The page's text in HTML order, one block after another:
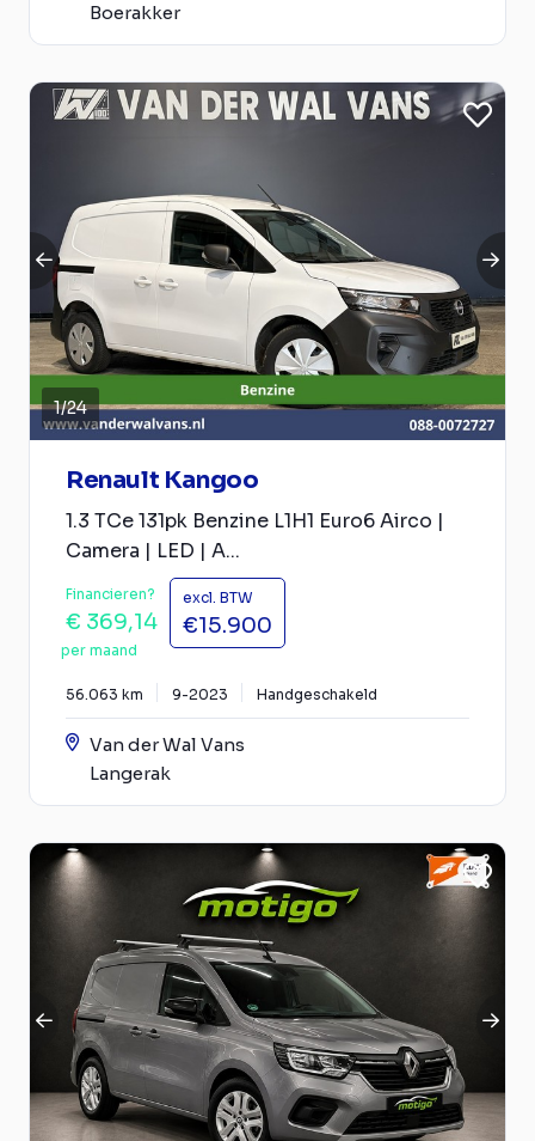
Boerakker
1/24
Renault Kangoo
1.3 TCe 131pk Benzine L1H1 Euro6 Airco |
Camera | LED | A...
Financieren?
€ 369,14
per maand
excl. BTW
€15.900
56.063 km 9-2023 Handgeschakeld
Van der Wal Vans
Langerak